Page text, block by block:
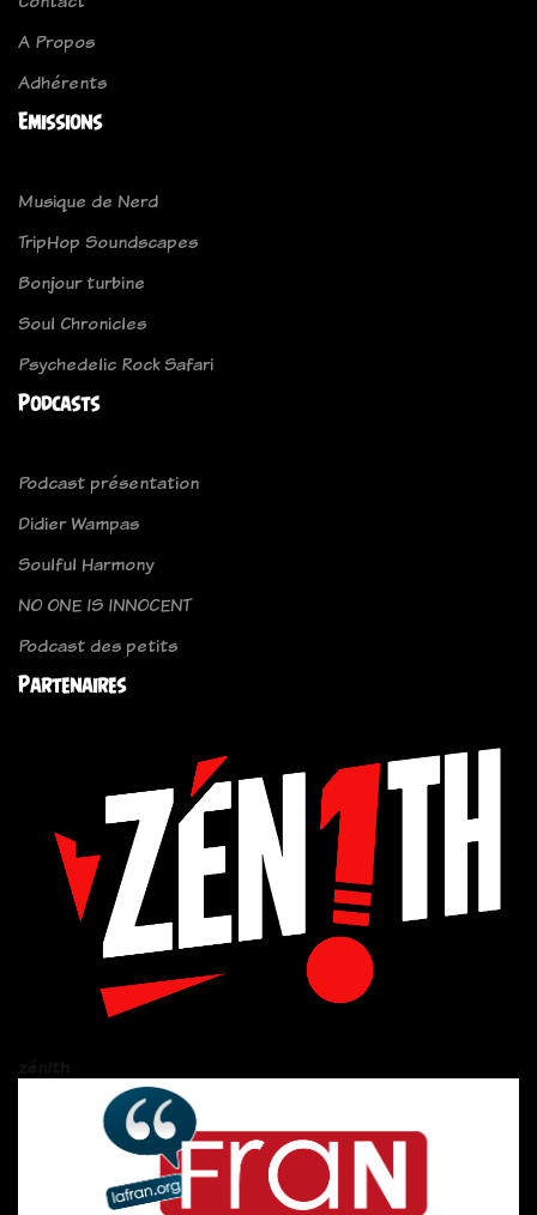
A Propos
Adhérents
Emissions
Musique de Nerd
TripHop Soundscapes
Bonjour turbine
Soul Chronicles
Psychedelic Rock Safari
Podcasts
Podcast présentation
Didier Wampas
Soulful Harmony
NO ONE IS INNOCENT
Podcast des petits
Partenaires